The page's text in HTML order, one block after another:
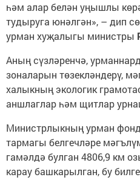
һәм алар белән уңышлы
тудыруга юнәлгән», – дип
урман хуҗалыгы министры
Аның сүзләренчә,
зоналарын төзекләндерү,
халыкның экологик
аншлаглар һәм щитлар
Министрлыкның урман
тармагы белгечләре
гамәлдә булган 4806,9 км
карау башкарылган, бу